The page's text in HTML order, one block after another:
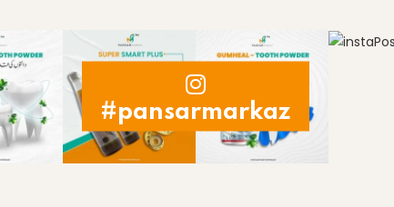
#pansarmarkaz